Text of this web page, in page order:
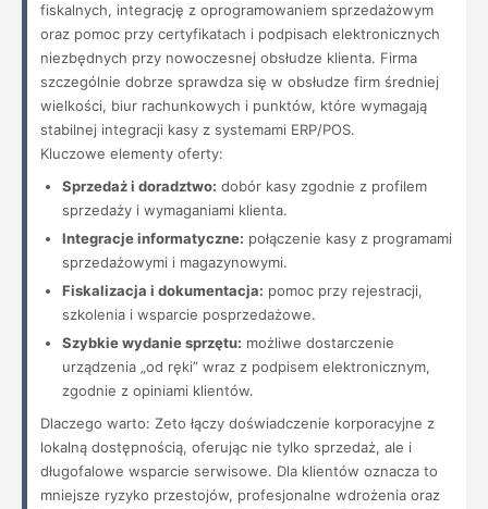
fiskalnych, integrację z oprogramowaniem sprzedażowym
oraz pomoc przy certyfikatach i podpisach elektronicznych
niezbędnych przy nowoczesnej obsłudze klienta. Firma
szczególnie dobrze sprawdza się w obsłudze firm średniej
wielkości, biur rachunkowych i punktów, które wymagają
stabilnej integracji kasy z systemami ERP/POS.
Kluczowe elementy oferty:
Sprzedaż i doradztwo: dobór kasy zgodnie z profilem
sprzedaży i wymaganiami klienta.
Integracje informatyczne: połączenie kasy z programami
sprzedażowymi i magazynowymi.
Fiskalizacja i dokumentacja: pomoc przy rejestracji,
szkolenia i wsparcie posprzedażowe.
Szybkie wydanie sprzętu: możliwe dostarczenie
urządzenia „od ręki” wraz z podpisem elektronicznym,
zgodnie z opiniami klientów.
Dlaczego warto: Zeto łączy doświadczenie korporacyjne z
lokalną dostępnością, oferując nie tylko sprzedaż, ale i
długofalowe wsparcie serwisowe. Dla klientów oznacza to
mniejsze ryzyko przestojów, profesjonalne wdrożenia oraz